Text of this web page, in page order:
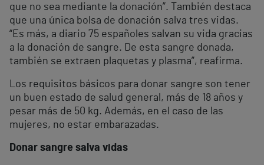
que no sea mediante la donación”. También destaca
que una única bolsa de donación salva tres vidas.
“Es más, a diario 75 españoles salvan su vida gracias
a la donación de sangre. De esta sangre donada,
también se extraen plaquetas y plasma”, reafirma.
Los requisitos básicos para donar sangre son tener
un buen estado de salud general, más de 18 años y
pesar más de 50 kg. Además, en el caso de las
mujeres, no estar embarazadas.
Donar sangre salva vidas